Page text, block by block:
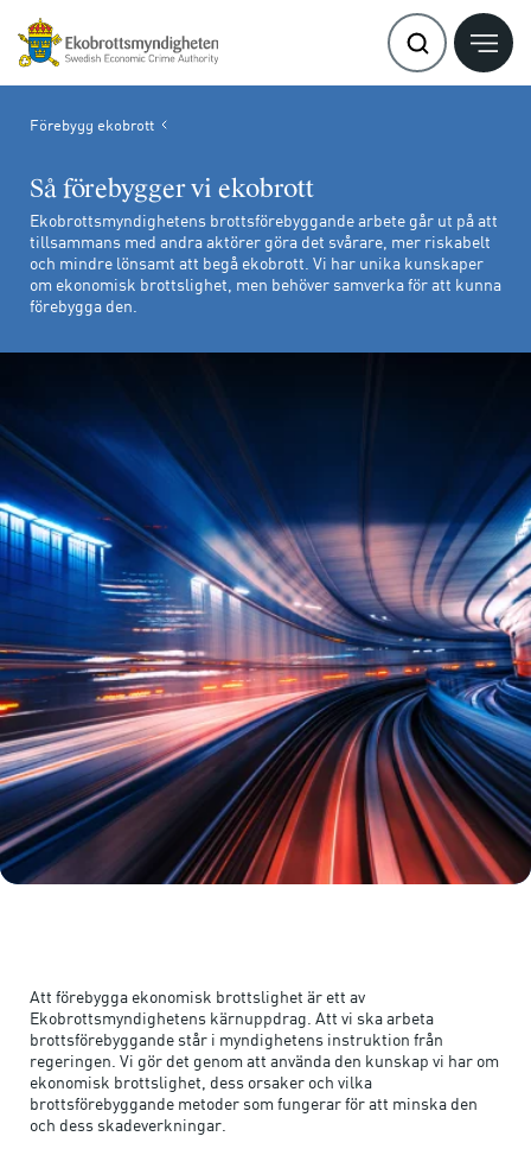
Förebygg ekobrott
Så förebygger vi ekobrott
Ekobrottsmyndighetens brottsförebyggande arbete går ut på att
tillsammans med andra aktörer göra det svårare, mer riskabelt
och mindre lönsamt att begå ekobrott. Vi har unika kunskaper
om ekonomisk brottslighet, men behöver samverka för att kunna
förebygga den.
Att förebygga ekonomisk brottslighet är ett av
Ekobrottsmyndighetens kärnuppdrag. Att vi ska arbeta
brottsförebyggande står i myndighetens instruktion från
regeringen. Vi gör det genom att använda den kunskap vi har om
ekonomisk brottslighet, dess orsaker och vilka
brottsförebyggande metoder som fungerar för att minska den
och dess skadeverkningar.